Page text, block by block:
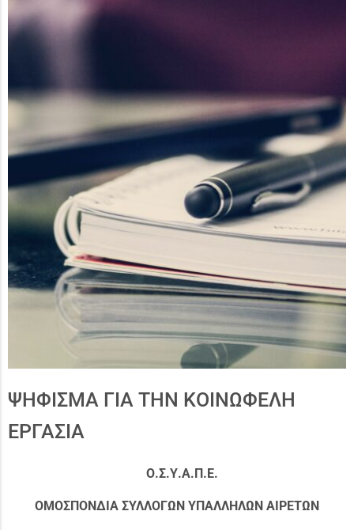
ΨΗΦΙΣΜΑ ΓΙΑ ΤΗΝ ΚΟΙΝΩΦΕΛΗ
ΕΡΓΑΣΙΑ
Ο.Σ.Υ.Α.Π.Ε.
ΟΜΟΣΠΟΝΔΙΑ ΣΥΛΛΟΓΩΝ ΥΠΑΛΛΗΛΩΝ ΑΙΡΕΤΩΝ